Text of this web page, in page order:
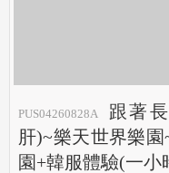
PUS04260828A
跟著
肝)~樂天世界樂
園+韓服體驗(一小